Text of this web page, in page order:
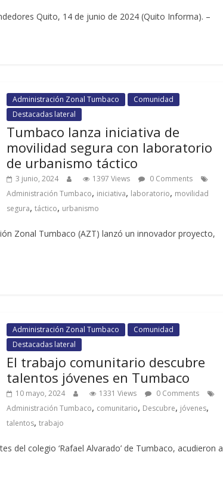
Quito, 14 de junio de 2024 (Quito Informa). –
Administración Zonal Tumbaco
Comunidad
Destacadas lateral
Tumbaco lanza iniciativa de
movilidad segura con laboratorio
de urbanismo táctico
3 junio, 2024 1397 Views
0 Comments
Administración Tumbaco, iniciativa, laboratorio, movilidad
segura, táctico, urbanismo
Zonal Tumbaco (AZT) lanzó un innovador proyecto,
Administración Zonal Tumbaco
Comunidad
Destacadas lateral
El trabajo comunitario descubre
talentos jóvenes en Tumbaco
10 mayo, 2024 1331 Views
0 Comments
Administración Tumbaco, comunitario, Descubre, jóvenes,
talentos, trabajo
del colegio ‘Rafael Alvarado’ de Tumbaco, acudieron a